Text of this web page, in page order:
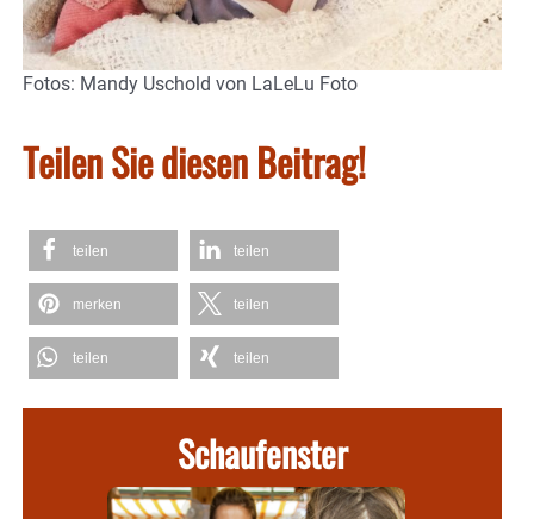
Fotos: Mandy Uschold von LaLeLu Foto
Teilen Sie diesen Beitrag!
teilen teilen
merken teilen
teilen teilen
Schaufenster